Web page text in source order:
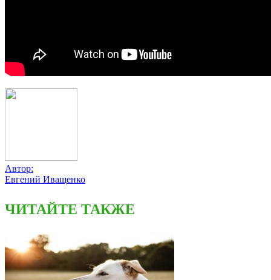
Автор:
Евгений Иващенко
ЧИТАЙТЕ ТАКЖЕ